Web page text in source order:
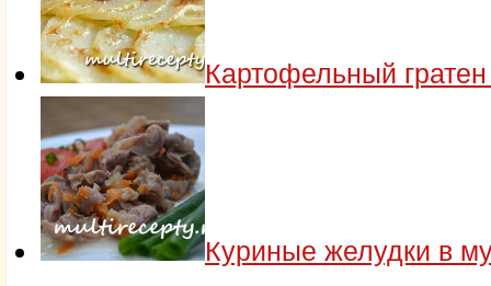
Картофельный
Куриные желудки в